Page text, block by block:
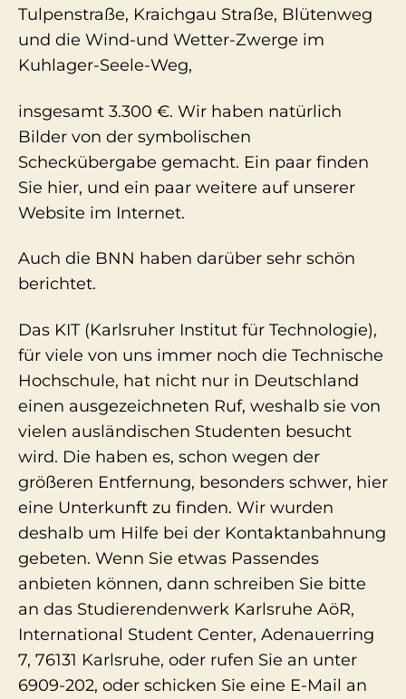
Tulpenstraße, Kraichgau Straße, Blütenweg
und die Wind-und Wetter-Zwerge im
Kuhlager-Seele-Weg,
insgesamt 3.300 €. Wir haben natürlich
Bilder von der symbolischen
Scheckübergabe gemacht. Ein paar finden
Sie hier, und ein paar weitere auf unserer
Website im Internet.
Auch die BNN haben darüber sehr schön
berichtet.
Das KIT (Karlsruher Institut für Technologie),
für viele von uns immer noch die Technische
Hochschule, hat nicht nur in Deutschland
einen ausgezeichneten Ruf, weshalb sie von
vielen ausländischen Studenten besucht
wird. Die haben es, schon wegen der
größeren Entfernung, besonders schwer, hier
eine Unterkunft zu finden. Wir wurden
deshalb um Hilfe bei der Kontaktanbahnung
gebeten. Wenn Sie etwas Passendes
anbieten können, dann schreiben Sie bitte
an das Studierendenwerk Karlsruhe AöR,
International Student Center, Adenauerring
7, 76131 Karlsruhe, oder rufen Sie an unter
6909-202, oder schicken Sie eine E-Mail an